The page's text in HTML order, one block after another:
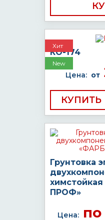
Хит
New
КО-174
Цена: от
КУПИТЬ
Грунтовка
ПРОФ»
Цена:по